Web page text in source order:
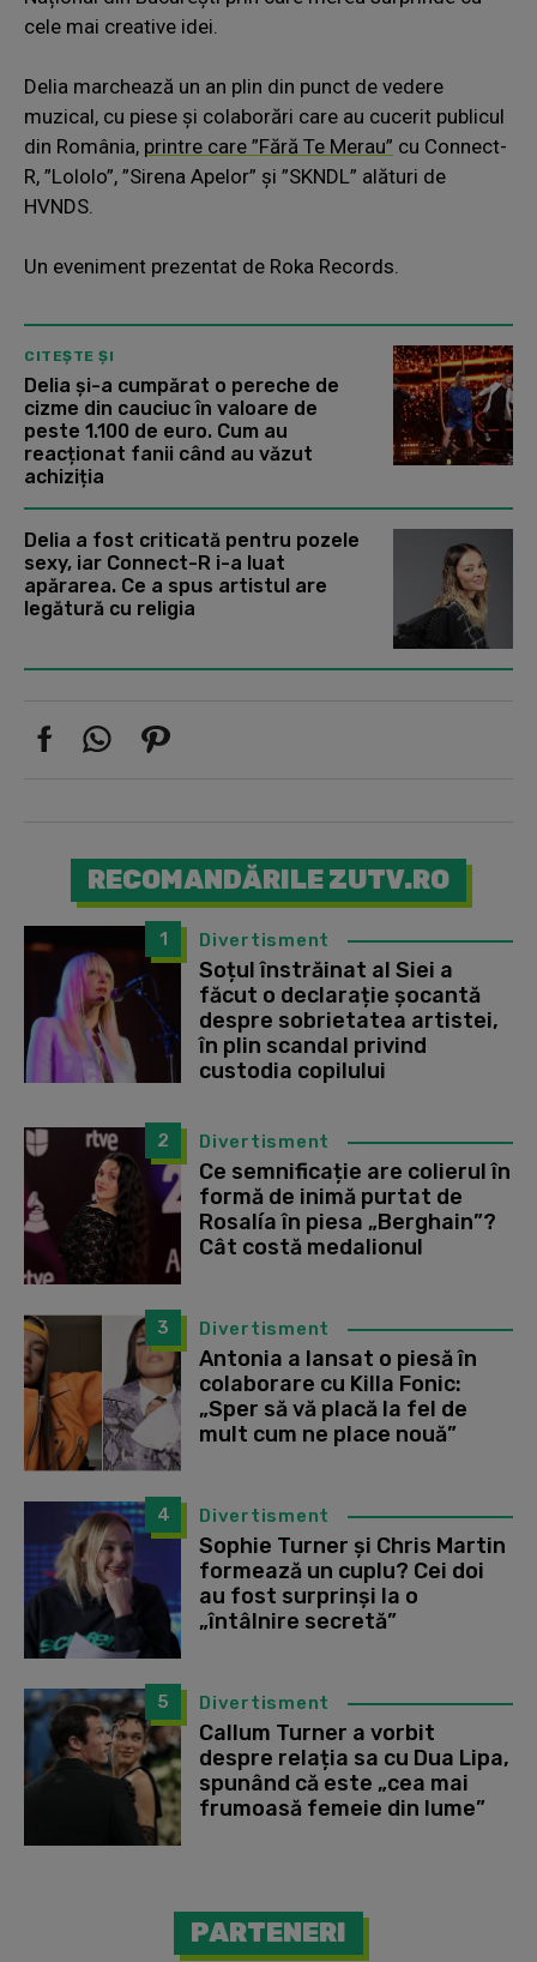
cele mai creative idei.
Delia marchează un an plin din punct de vedere
muzical, cu piese și colaborări care au cucerit publicul
din România, printre care ”Fără Te Merau” cu Connect-
R, ”Lololo”, ”Sirena Apelor” și ”SKNDL” alături de
HVNDS.
Un eveniment prezentat de Roka Records.
CITEȘTE ȘI
Delia și-a cumpărat o pereche de
cizme din cauciuc în valoare de
peste 1.100 de euro. Cum au
reacționat fanii când au văzut
achiziția
Delia a fost criticată pentru pozele
sexy, iar Connect-R i-a luat
apărarea. Ce a spus artistul are
legătură cu religia
RECOMANDĂRILE ZUTV.RO
1 Divertisment
Soțul înstrăinat al Siei a
făcut o declarație șocantă
despre sobrietatea artistei,
în plin scandal privind
custodia copilului
2 Divertisment
Ce semnificație are colierul în
formă de inimă purtat de
Rosalía în piesa „Berghain”?
Cât costă medalionul
3 Divertisment
Antonia a lansat o piesă în
colaborare cu Killa Fonic:
„Sper să vă placă la fel de
mult cum ne place nouă”
4 Divertisment
Sophie Turner și Chris Martin
formează un cuplu? Cei doi
au fost surprinși la o
„întâlnire secretă”
5 Divertisment
Callum Turner a vorbit
despre relația sa cu Dua Lipa,
spunând că este „cea mai
frumoasă femeie din lume”
PARTENERI